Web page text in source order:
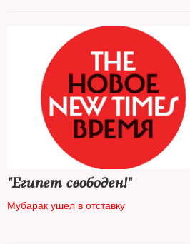
"Египет свободен!"
Мубарак ушел в отставку